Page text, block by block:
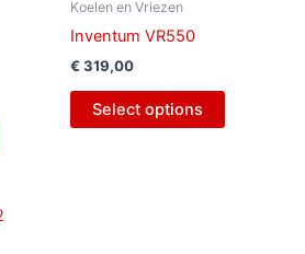
Koelen en Vriezen
Inventum VR550
€ 319,00
Select options